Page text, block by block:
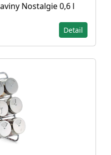
Nostalgie 0,6 l
Detail